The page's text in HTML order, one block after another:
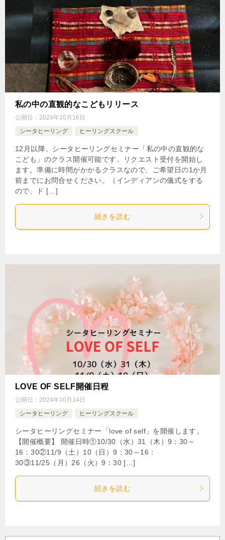
私の中の直観的なこどもリリース
公開日： 2024年10月16日
シータヒーリング
ヒーリングスクール
12月以降、シータヒーリングセミナー「私の中の直観的な
こども」のクラス開催可能です。リクエスト受付を開始し
ます。準備に時間がかかるクラスなので、ご希望日の1か月
前までにお問合せください。（インディアンの儀式をする
ので、ド […]
続きを読む
LOVE OF SELF開催日程
公開日： 2024年10月14日
シータヒーリング
ヒーリングスクール
シータヒーリングセミナー「love of self」を開催します。
【開催概要】 開催日時①10/30（水）31（木）9：30～
16：30②11/9（土）10（日）9：30～16：
30③11/25（月）26（火）9：30 […]
続きを読む